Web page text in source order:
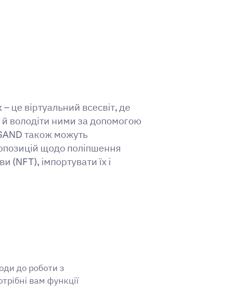
це віртуальний всесвіт, де
володіти ними за допомогою
також можуть
щодо поліпшення
імпортувати їх і
до роботи з
вам функції